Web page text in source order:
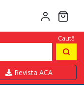
Caută
Revista ACA